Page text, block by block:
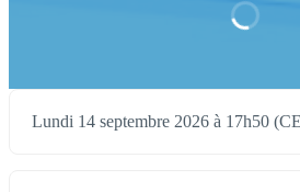
Lundi 14 septembre 2026 à 17h50